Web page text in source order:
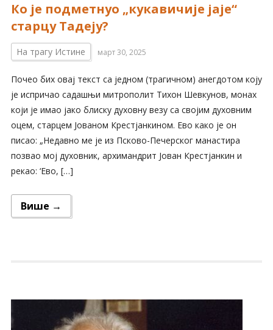
Ко је подметнуо „кукавичије јаје“
старцу Тадеју?
На трагу Истине март 30, 2025
Почео бих овај текст са једном (трагичном) анегдотом коју
је испричао садашњи митрополит Тихон Шевкунов, монах
који је имао јако блиску духовну везу са својим духовним
оцем, старцем Јованом Крестјанкином. Ево како је он
писао: „Недавно ме је из Псково-Печерског манастира
позвао мој духовник, архимандрит Јован Крестјанкин и
рекао: ‘Ево, […]
Више →